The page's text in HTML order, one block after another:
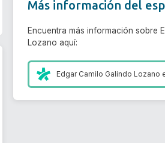
Más información del
Encuentra más información sobre
Lozano aquí:
Edgar Camilo Galindo Lozano